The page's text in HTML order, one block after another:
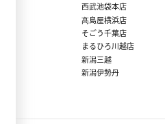
西武池袋本店
髙島屋横浜店
そごう千葉店
まるひろ川越店
新潟三越
新潟伊勢丹